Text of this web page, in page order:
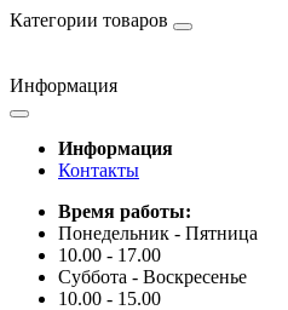
Категории товаров
Информация
Информация
Контакты
Время работы:
Понедельник - Пятница
10.00 - 17.00
Суббота - Воскресенье
10.00 - 15.00